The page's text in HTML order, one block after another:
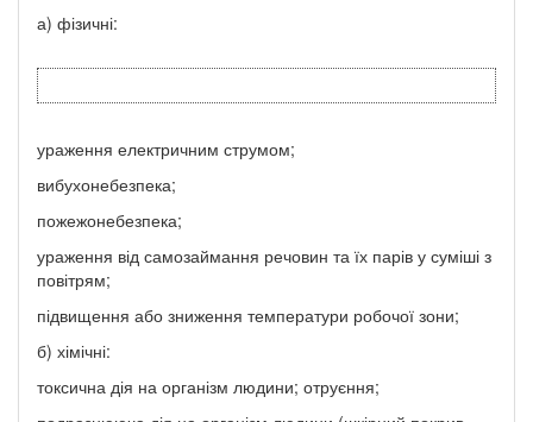
а) фізичні:
ураження електричним струмом;
вибухонебезпека;
пожежонебезпека;
ураження від самозаймання речовин та їх парів у суміші з
повітрям;
підвищення або зниження температури робочої зони;
б) хімічні:
токсична дія на організм людини; отруєння;